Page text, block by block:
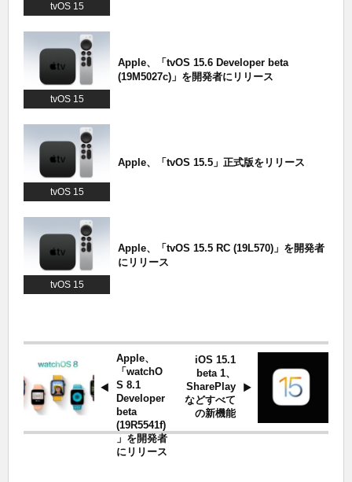
tvOS 15
tvOS 15
Apple、「tvOS 15.6 Developer beta
(19M5027c)」を開発者にリリース
tvOS 15
Apple、「tvOS 15.5」正式版をリリース
tvOS 15
Apple、「tvOS 15.5 RC (19L570)」を開発者
にリリース
Apple、
「watchO
S 8.1
Developer
beta
(19R5541f)
」を開発者
にリリース
iOS 15.1
beta 1、
SharePlay
などすべて
の新機能